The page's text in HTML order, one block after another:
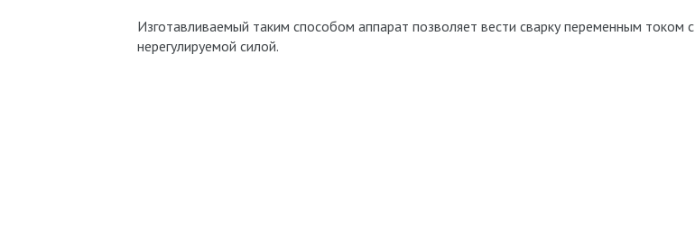
Изготавливаемый таким способом аппарат позволяет вести сварку переменным током с
нерегулируемой силой.